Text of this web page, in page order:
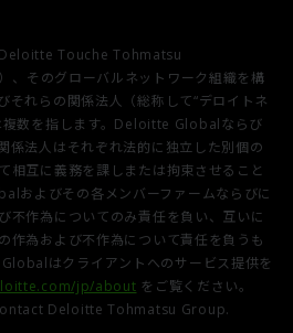
Touche Tohmatsu
そのグローバルネットワーク組織を構
それらの関係法人（総称して“デロイトネ
複数を指します。Deloitte Globalならび
係法人はそれぞれ法的に独立した別個の
相互に義務を課しまたは拘束させること
およびその各メンバーファームならびに
不作為についてのみ責任を負い、互いに
作為および不作為について責任を負うも
はクライアントへのサービス提供を
jp/about をご覧ください。
Deloitte Tohmatsu Group.